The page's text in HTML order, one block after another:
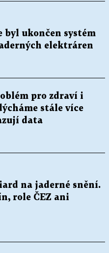
ukončen systém
elektráren
pro zdraví i
stále více
data
na jaderné snění.
role ČEZ ani